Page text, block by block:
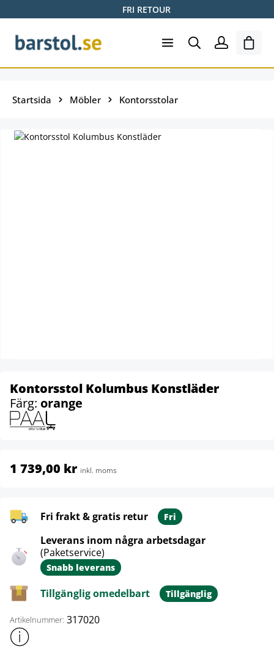
FRI RETOUR
Startsida Möbler Kontorsstolar
Kontorsstol Kolumbus Konstläder
Färg: orange
1 739,00 kr inkl. moms
Fri frakt & gratis retur Fri
Leverans inom några arbetsdagar
(Paketservice)
Snabb leverans
Tillgänglig omedelbart Tillgänglig
Artikelnummer: 317020
Visa mer produktinformation